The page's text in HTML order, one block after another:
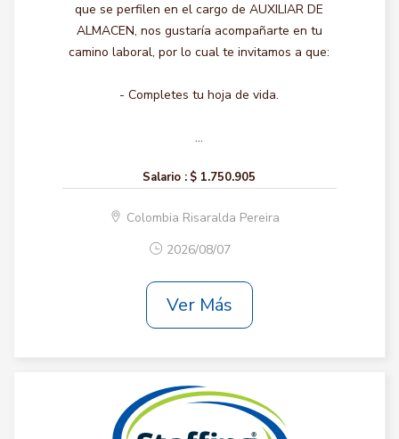
que se perfilen en el cargo de AUXILIAR DE
ALMACEN, nos gustaría acompañarte en tu
camino laboral, por lo cual te invitamos a que:
- Completes tu hoja de vida.
...
Salario : $ 1.750.905
Colombia Risaralda Pereira
2026/08/07
Ver Más